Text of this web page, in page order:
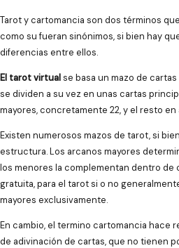
Tarot y cartomancia son dos términos
como su fueran sinónimos, si bien hay
diferencias entre ellos.
El tarot virtualse basa un mazo de
se dividen a su vez en unas cartas
mayores, concretamente 22, y el resto
Existen numerosos mazos de tarot, si
estructura. Los arcanos mayores
los menores la complementan dentro de
gratuita, para el tarot si o no
mayores exclusivamente.
En cambio, el termino cartomancia hace
de adivinación de cartas, que no tienen